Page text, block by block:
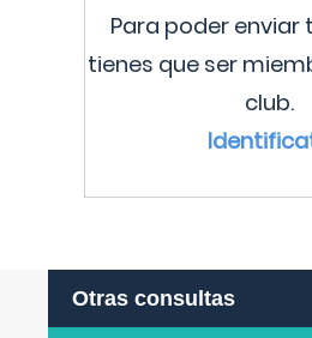
Para poder enviar
tienes que ser
club.
Otras consultas